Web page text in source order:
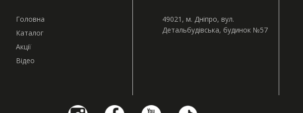
Головна
Каталог
Акції
Відео
49021, м. Дніпро, вул.
Детальбудівська, будинок №57